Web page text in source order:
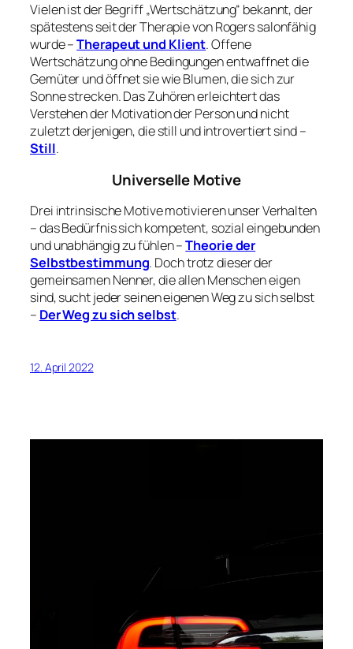
Vielen ist der Begriff „Wertschätzung“ bekannt, der
spätestens seit der Therapie von Rogers salonfähig
wurde –Therapeut und Klient. Offene
Wertschätzung ohne Bedingungen entwaffnet die
Gemüter und öffnet sie wie Blumen, die sich zur
Sonne strecken. Das Zuhören erleichtert das
Verstehen der Motivation der Person und nicht
zuletzt derjenigen, die still und introvertiert sind –
Still.
Universelle Motive
Drei intrinsische Motive motivieren unser Verhalten
– das Bedürfnis sich kompetent, sozial eingebunden
und unabhängig zu fühlen –Theorie der
Selbstbestimmung. Doch trotz dieser der
gemeinsamen Nenner, die allen Menschen eigen
sind, sucht jeder seinen eigenen Weg zu sich selbst
– Der Weg zu sich selbst.
12. April 2022